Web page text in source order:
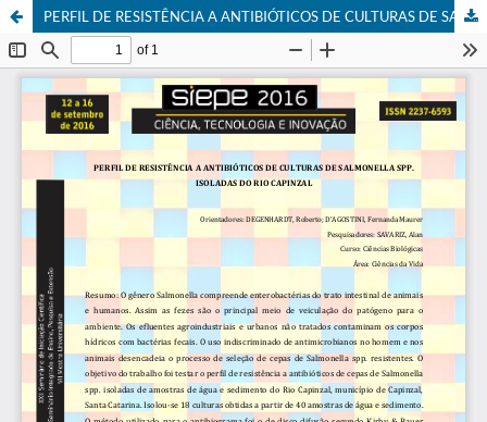
PERFIL DE RESISTÊNCIA A ANTIBIÓTICOS DE CULTURAS DE SALMONELLA SPP. ISOLADAS DO RIO CAPINZAL